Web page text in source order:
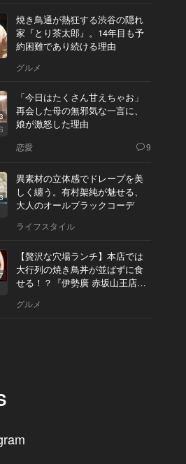
焼き鳥通が熱狂する渋谷の隠れ
家『とり茶太郎』。14年目も予
約困難であり続ける理由
グルメ
「今日はたくさん甘えちゃお」
再会した母の無邪気な一言に、
娘が激怒した理由
恋愛 9
異素材の立体感でドレープを美
しく纏う。有村架純が魅せる、
大人のオールブラックコーデ
ライフスタイル
【贅沢な穴場ランチ】本店では
大行列の焼き鳥丼が並ばずに食
せる！？『伊勢廣 赤坂山王店』
グルメ